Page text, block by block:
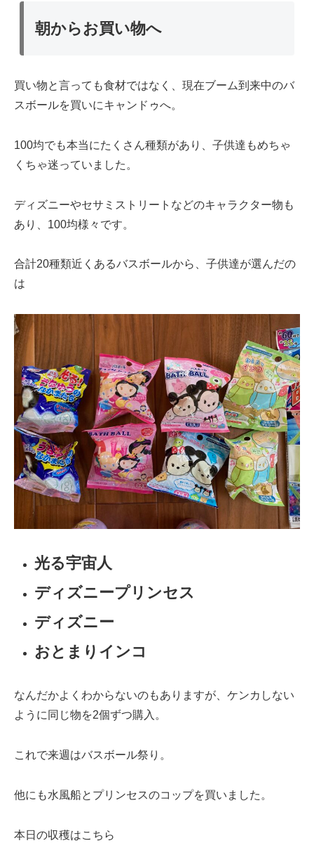
朝からお買い物へ
買い物と言っても食材ではなく、現在ブーム到来中のバ
スボールを買いにキャンドゥへ。
100均でも本当にたくさん種類があり、子供達もめちゃ
くちゃ迷っていました。
ディズニーやセサミストリートなどのキャラクター物も
あり、100均様々です。
合計20種類近くあるバスボールから、子供達が選んだの
は
光る宇宙人
ディズニープリンセス
ディズニー
おとまりインコ
なんだかよくわからないのもありますが、ケンカしない
ように同じ物を2個ずつ購入。
これで来週はバスボール祭り。
他にも水風船とプリンセスのコップを買いました。
本日の収穫はこちら